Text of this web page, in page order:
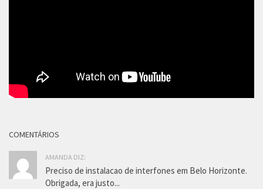
COMENTÁRIOS
AMANDA DIZ:
Preciso de instalacao de interfones em Belo Horizonte.
Obrigada, era justo...